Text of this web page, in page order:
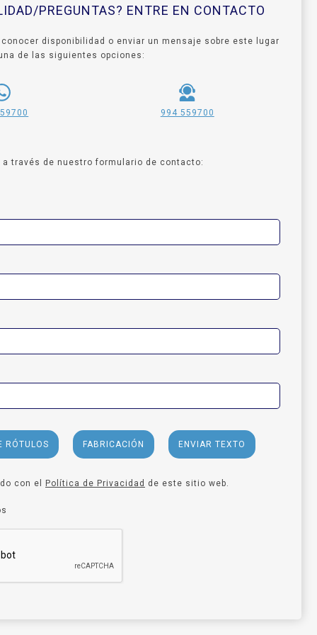
PREGUNTAS? ENTRE EN CONTACTO
disponibilidad o enviar un mensaje sobre este lugar
de las siguientes opciones:
994 559700
a través de nuestro formulario de contacto:
RÓTULOS FABRICACIÓN ENVIAR TEXTO
con el Política de Privacidad de este sitio web.